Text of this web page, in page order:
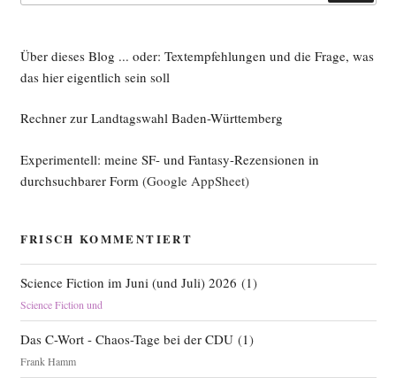
Über dieses Blog ... oder: Textempfehlungen und die Frage, was
das hier eigentlich sein soll
Rechner zur Landtagswahl Baden-Württemberg
Experimentell: meine SF- und Fantasy-Rezensionen in
durchsuchbarer Form (Google AppSheet)
FRISCH KOMMENTIERT
Science Fiction im Juni (und Juli) 2026 (1)
Science Fiction und
Das C-Wort - Chaos-Tage bei der CDU(1)
Frank Hamm